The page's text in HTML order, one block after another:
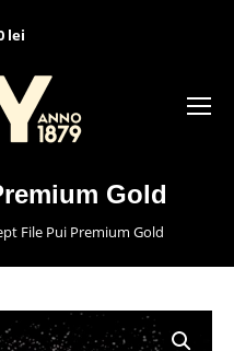
lei
Gold
File Pui Premium Gold